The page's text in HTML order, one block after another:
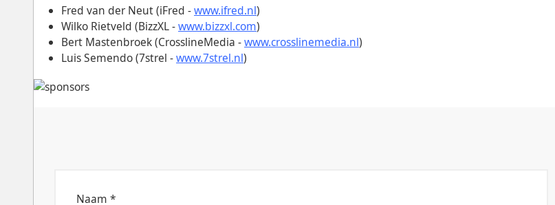
Fred van der Neut (iFred -www.ifred.nl)
Wilko Rietveld (BizzXL -www.bizzxl.com)
Bert Mastenbroek (CrosslineMedia -www.crosslinemedia.nl)
Luis Semendo (7strel -www.7strel.nl)
Naam *